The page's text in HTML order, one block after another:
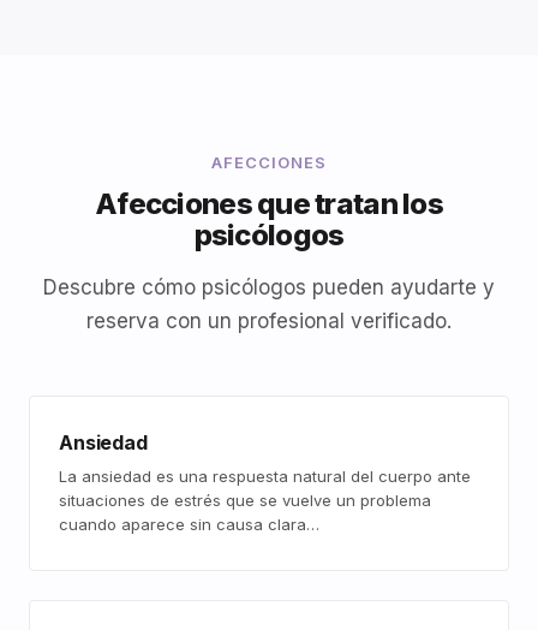
AFECCIONES
Afecciones que tratan los
psicólogos
Descubre cómo psicólogos pueden ayudarte y
reserva con un profesional verificado.
Ansiedad
La ansiedad es una respuesta natural del cuerpo ante
situaciones de estrés que se vuelve un problema
cuando aparece sin causa clara…